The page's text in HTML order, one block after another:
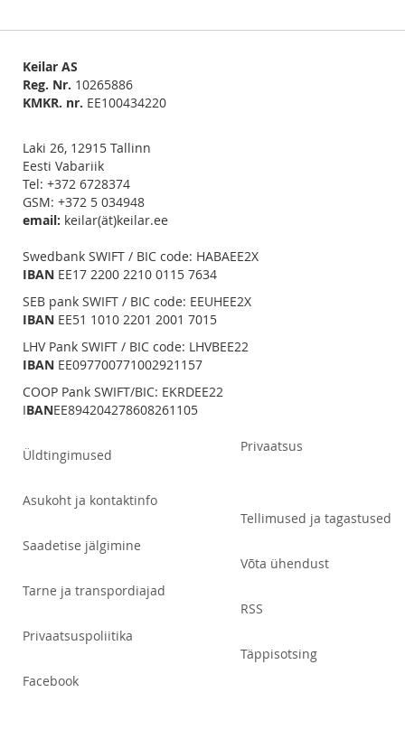
Keilar AS
Reg. Nr. 10265886
KMKR. nr. EE100434220
Laki 26, 12915 Tallinn
Eesti Vabariik
Tel: +372 6728374
GSM: +372 5 034948
email: keilar(ät)keilar.ee
Swedbank SWIFT / BIC code: HABAEE2X
IBAN EE17 2200 2210 0115 7634
SEB pank SWIFT / BIC code: EEUHEE2X
IBAN EE51 1010 2201 2001 7015
LHV Pank SWIFT / BIC code: LHVBEE22
IBAN EE097700771002921157
COOP Pank SWIFT/BIC: EKRDEE22
IBANEE894204278608261105
Üldtingimused
Asukoht ja kontaktinfo
Saadetise jälgimine
Tarne ja transpordiajad
Privaatsuspoliitika
Facebook
Privaatsus
Tellimused ja tagastused
Võta ühendust
RSS
Täppisotsing